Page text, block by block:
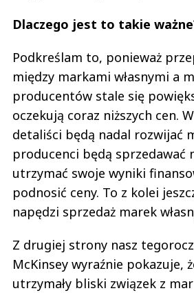
Dlaczego jest to takie
Podkreślam to, ponieważ
między markami własnymi a
producentów stale się
oczekują coraz niższych cen.
detaliści będą nadal rozwijać
producenci będą sprzedawać
utrzymać swoje wyniki
podnosić ceny. To z kolei
napędzi sprzedaż marek
Z drugiej strony nasz
McKinsey wyraźnie pokazuje,
utrzymały bliski związek z